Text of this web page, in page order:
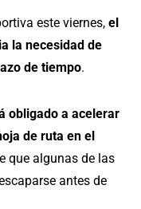
este viernes, el
la necesidad de
de tiempo.
obligado a acelerar
de ruta en el
que algunas de las
antes de